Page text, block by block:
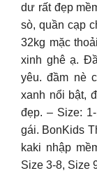
dư rất đẹp
sò, quần cạp
32kg mặc
xinh ghê ạ.
yêu. đầm nè
xanh nổi bật,
đẹp. – Size:
gái. BonKids
kaki nhập
Size 3-8, Size